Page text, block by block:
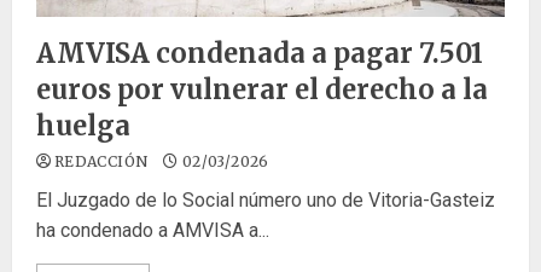
AMVISA condenada a pagar 7.501
euros por vulnerar el derecho a la
huelga
REDACCIÓN 02/03/2026
El Juzgado de lo Social número uno de Vitoria-Gasteiz
ha condenado a AMVISA a...